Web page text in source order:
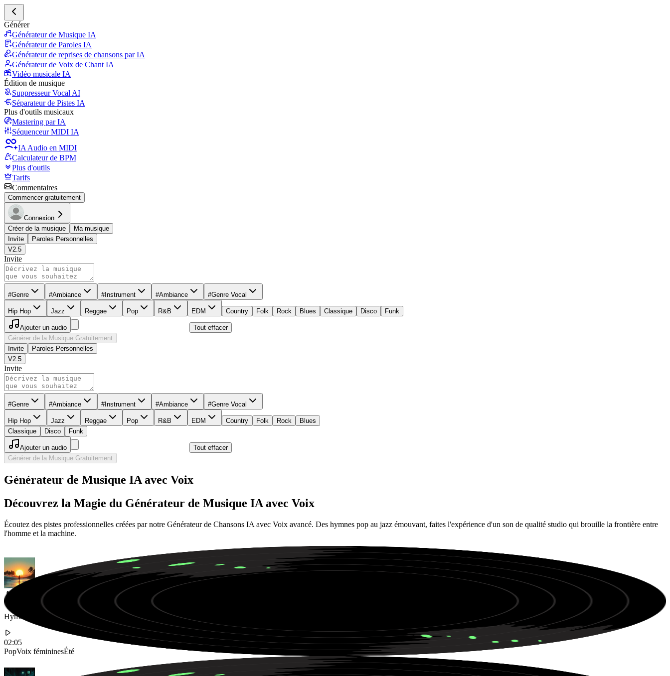
Générer
Générateur de Musique IA
Générateur de Paroles IA
Générateur de reprises de chansons par IA
Générateur de Voix de Chant IA
Vidéo musicale IA
Édition de musique
Suppresseur Vocal AI
Séparateur de Pistes IA
Plus d'outils musicaux
Mastering par IA
Séquenceur MIDI IA
IA Audio en MIDI
Calculateur de BPM
Plus d'outils
Tarifs
Commentaires
Commencer gratuitement
Connexion
Créer de la musique
Ma musique
Invite
Paroles Personnelles
V2.5
Invite
#Genre #Ambiance #Instrument #Ambiance #Genre Vocal
Hip Hop Jazz Reggae Pop R&B EDM Country Folk Rock Blues Classique Disco Funk
Ajouter un audio
Tout effacer
Générer de la Musique Gratuitement
Invite
Paroles Personnelles
V2.5
Invite
#Genre #Ambiance #Instrument #Ambiance #Genre Vocal
Hip Hop Jazz Reggae Pop R&B EDM Country Folk Rock
Blues
Classique
Disco Funk
Ajouter un audio
Tout effacer
Générer de la Musique Gratuitement
Générateur de Musique IA avec Voix
Découvrez la Magie du Générateur de Musique IA avec Voix
Écoutez des pistes professionnelles créées par notre Générateur de Chansons IA avec Voix avancé. Des hymnes pop au jazz émouvant, faites l'expérience d'un son de qualité studio qui brouille la frontière entre
l'homme et la machine.
Hymne pop estival entraînant avec des voix féminines accrocheuses et une ambiance tropical house pour les fêtes sur la plage.
02:05
PopVoix fémininesÉté